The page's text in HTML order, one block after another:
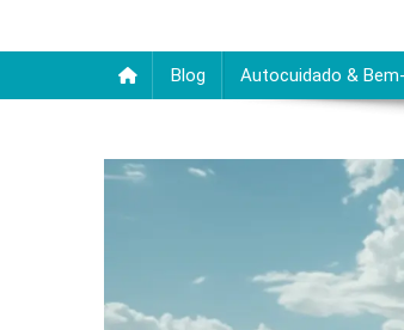
Blog Autocuidado &